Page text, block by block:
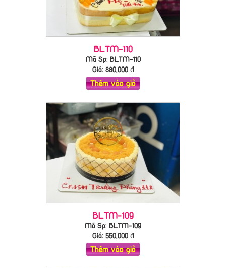
BLTM-110
Mã Sp: BLTM-110
Giá: 880,000₫
Thêm vào giỏ
BLTM-109
Mã Sp: BLTM-109
Giá: 550,000₫
Thêm vào giỏ